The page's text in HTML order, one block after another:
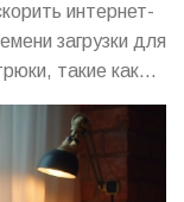
интернет-
загрузки для
такие как
и
Мы также
помогут вам
Будет также